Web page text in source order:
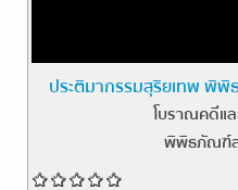
ประติมากรรมสุริยเทพ พิ
โบราณคดีแ
พิพิธภัณฑ์